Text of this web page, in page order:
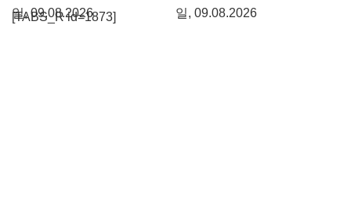
일, 09.08.2026 일, 09.08.2026
[TABS_R id=1873]